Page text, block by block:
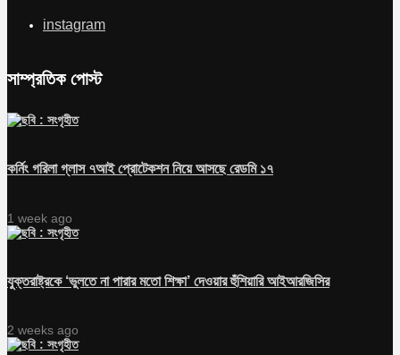
instagram
সাম্প্রতিক পোস্ট
কর্নিং গরিলা গ্লাস ৭আই প্রোটেকশন নিয়ে আসছে রেডমি ১৭
1 week ago
যুক্তরাষ্ট্রকে ‘ভুলতে না পারার মতো শিক্ষা’ দেওয়ার হুঁশিয়ারি আইআরজিসির
2 weeks ago